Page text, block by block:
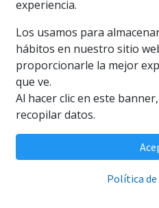
ALIMENTO VACACIONES 15D
1,95€
experiencia.
Los usamos para
hábitos en nuestro sitio
proporcionarle la mejor
que ve.
Al hacer clic en este
recopilar datos.
Política de